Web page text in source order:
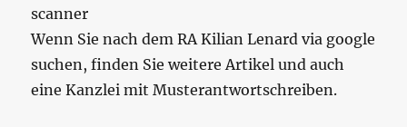
scanner
Wenn Sie nach dem RA Kilian Lenard via google
suchen, finden Sie weitere Artikel und auch
eine Kanzlei mit Musterantwortschreiben.